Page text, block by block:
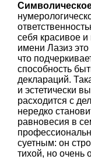
себя красивое
имени Лазиз
что
способность
деклараций.
и эстетически
расходится с
нередко
равновесия в
суетным: он
тихой, но очень